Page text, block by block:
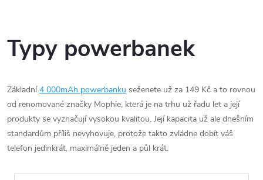
Typy powerbanek
Základní4 000mAh powerbanku seženete už za 149 Kč a to rovnou
od renomované značky Mophie, která je na trhu už řadu let a její
produkty se vyznačují vysokou kvalitou. Její kapacita už ale dnešním
standardům příliš nevyhovuje, protože takto zvládne dobít váš
telefon jedinkrát, maximálně jeden a půl krát.